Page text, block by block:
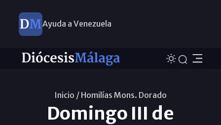
Ayuda a Venezuela
Inicio / Homilías Mons. Dorado
Domingo III de